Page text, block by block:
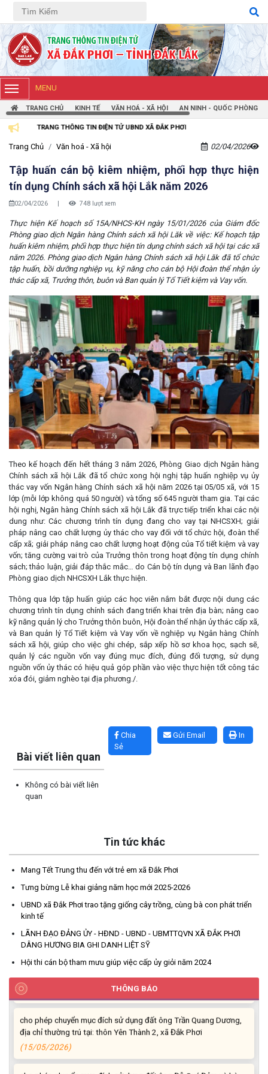
Tiếng Việt Tiếng Anh
MENU
TRANG CHỦ KINH TẾ VĂN HOÁ - XÃ HỘI AN NINH - QUỐC PHÒNG
THÔNG TIN ĐIỆN TỬ UBND XÃ ĐẮK PHƠI
Trang Chủ Văn hoá - Xã hội 02/04/2026
Tập huấn cán bộ kiêm nhiệm, phối hợp thực hiện
tín dụng Chính sách xã hội Lắk năm 2026
02/04/2026 748 lượt xem
Thực hiện Kế hoạch số 15A/NHCS-KH ngày 15/01/2026 của Giám đốc
Phòng giao dịch Ngân hàng Chính sách xã hội Lăk về việc: Kế hoạch tập
huấn kiêm nhiệm, phối hợp thực hiện tín dụng chính sách xã hội tại các xã
năm 2026. Phòng giao dịch Ngân hàng Chính sách xã hội Lăk đã tổ chức
tập huấn, bồi dưỡng nghiệp vụ, kỹ năng cho cán bộ Hội đoàn thể nhận ủy
thác cấp xã, Trưởng thôn, buôn và Ban quản lý Tổ Tiết kiệm và Vay vốn.
Theo kế hoạch đến hết tháng 3 năm 2026, Phòng Giao dịch Ngân hàng
Chính sách xã hội Lắk đã tổ chức xong hội nghị tập huấn nghiệp vụ ủy
thác vay vốn Ngân hàng Chính sách xã hội năm 2026 tại 05/05 xã, với 15
lớp (mỗi lớp không quá 50 người) và tổng số 645 người tham gia. Tại các
hội nghị, Ngân hàng Chính sách xã hội Lắk đã trực tiếp triển khai các nội
dung như: Các chương trình tín dụng đang cho vay tại NHCSXH; giải
pháp nâng cao chất lượng ủy thác cho vay đối với tổ chức hội, đoàn thể
cấp xã; giải pháp nâng cao chất lượng hoạt động của Tổ tiết kiệm và vay
vốn; tăng cường vai trò của Trưởng thôn trong hoạt động tín dụng chính
sách; thảo luận, giải đáp thắc mắc… do Cán bộ tín dụng và Ban lãnh đạo
Phòng giao dịch NHCSXH Lắk thực hiện.
Thông qua lớp tập huấn giúp các học viên nắm bắt được nội dung các
chương trình tín dụng chính sách đang triển khai trên địa bàn; nâng cao
kỹ năng quản lý cho Trưởng thôn buôn, Hội đoàn thể nhận ủy thác cấp xã,
và Ban quản lý Tổ Tiết kiệm và Vay vốn về nghiệp vụ Ngân hàng Chính
sách xã hội, giúp cho việc ghi chép, sắp xếp hồ sơ khoa học, sạch sẽ,
quản lý các nguồn vốn vay đúng mục đích, đúng đối tượng, sử dụng
nguồn vốn ủy thác có hiệu quả góp phần vào việc thực hiện tốt công tác
xóa đói, giảm nghèo tại địa phương./.
In
Gửi Email
Chia
Sẻ
Bài viết liên quan
Không có bài viết liên
quan
Tin tức khác
Mang Tết Trung thu đến với trẻ em xã Đắk Phơi
Tưng bừng Lễ khai giảng năm học mới 2025-2026
UBND xã Đắk Phơi trao tặng giống cây trồng, cùng bà con phát triển
kinh tế
LÃNH ĐẠO ĐẢNG ỦY - HĐND - UBND - UBMTTQVN XÃ ĐẮK PHƠI
DÂNG HƯƠNG BIA GHI DANH LIỆT SỸ
Hội thi cán bộ tham mưu giúp việc cấp ủy giỏi năm 2024
THÔNG BÁO
Thông báo mời đơn vị tư vấn tham gia lập nhiệm vụ và dự toán
quy hoạch chung xã Đắk Phơi, tỉnh Đắk Lắk
(30/07/2026)
Báo cáo Công khai tình hình thực hiện dự toán thu, chi ngân
sách xã Đắk Phơi 06 tháng đầu năm 2026
(09/07/2026)
cho phép chuyển mục đích sử dụng đất ông Trần Quang Thế, địa
chỉ thường trú tại: thôn Yên Thành 2, xã Đắk Phơi,
(15/05/2026)
địa chỉ thường trú tại: thôn Yên Thành 2, xã Đắk Phơi
(15/05/2026)